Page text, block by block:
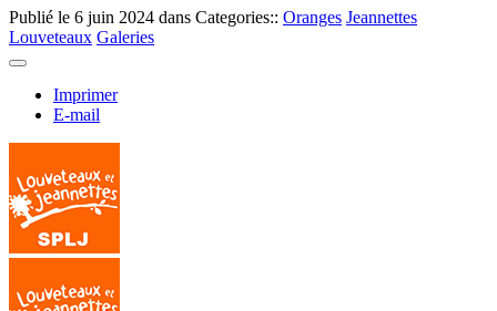
Publié le 6 juin 2024 dans Categories:: Oranges Jeannettes
Louveteaux Galeries
Imprimer
E-mail